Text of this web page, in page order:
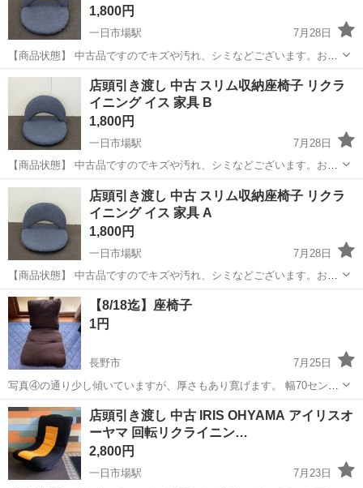
1,800円
一日市場駅
7月28日
【商品状態】 中古品ですのでキズや汚れ、シミなどございます。お写
真にてご確認下さい。 【実寸約】 幅530mmx奥行500mmx高さ370mm
現在店頭でも販売中です。 販売済みの場合はご容赦くださいま...
長野 安曇野市 一日市場駅
店頭引き渡し 中古 スリム収納座椅子 リクラ
イニング イス 家具 B
1,800円
一日市場駅
7月28日
【商品状態】 中古品ですのでキズや汚れ、シミなどございます。お写
真にてご確認下さい。 【実寸約】 幅530mmx奥行500mmx高さ370mm
現在店頭でも販売中です。 販売済みの場合はご容赦くださいま...
長野 安曇野市 一日市場駅 店頭
店頭引き渡し 中古 スリム収納座椅子 リクラ
イニング イス 家具 A
1,800円
一日市場駅
7月28日
【商品状態】 中古品ですのでキズや汚れ、シミなどございます。お写
真にてご確認下さい。 【実寸約】 幅530mmx奥行500mmx高さ370mm
現在店頭でも販売中です。 販売済みの場合はご容赦くださいま...
長野 安曇野市 一日市場駅
【8/18迄】座椅子
1円
長野市
7月25日
写真④の通り少し傾いていますが、厚さもあり寛げます。 幅70セン
チ、奥行き80センチ、高さ60センチ 家の近くまで取りに来ていただけ
る方でお願いします。
長野 長野市 椅子
店頭引き渡し 中古 IRIS OHYAMA アイリスオ
ーヤマ 回転リクライニン…
2,800円
一日市場駅
7月23日